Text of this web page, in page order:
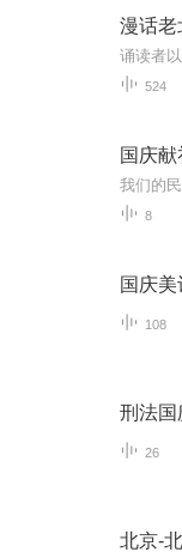
漫话老
524
国庆
8
国庆美
108
刑法国
26
北京-